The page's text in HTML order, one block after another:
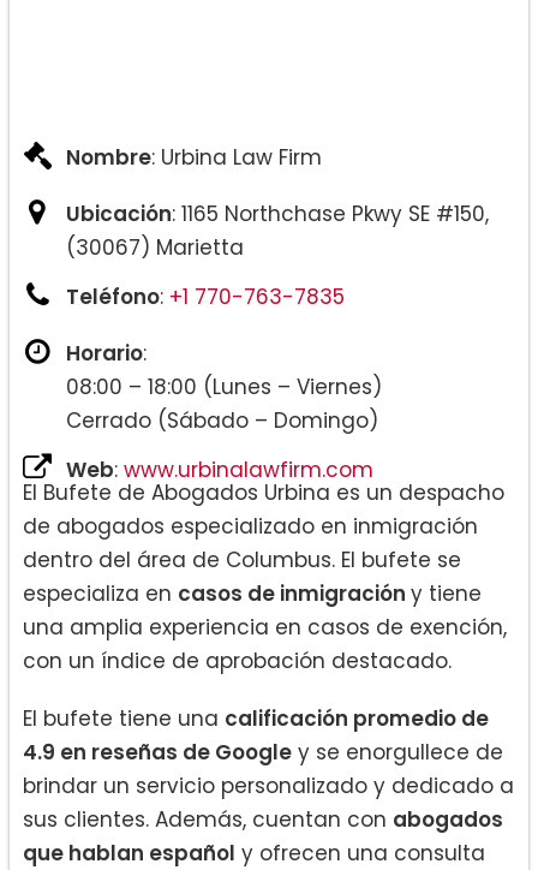
Nombre: Urbina Law Firm
Ubicación: 1165 Northchase Pkwy SE #150,
(30067) Marietta
Teléfono: +1 770-763-7835
Horario:
08:00 – 18:00 (Lunes – Viernes)
Cerrado (Sábado – Domingo)
Web: www.urbinalawfirm.com
El Bufete de Abogados Urbina es un despacho
de abogados especializado en inmigración
dentro del área de Columbus. El bufete se
especializa en casos de inmigración y tiene
una amplia experiencia en casos de exención,
con un índice de aprobación destacado.
El bufete tiene una calificación promedio de
4.9 en reseñas de Google y se enorgullece de
brindar un servicio personalizado y dedicado a
sus clientes. Además, cuentan con abogados
que hablan español y ofrecen una consulta